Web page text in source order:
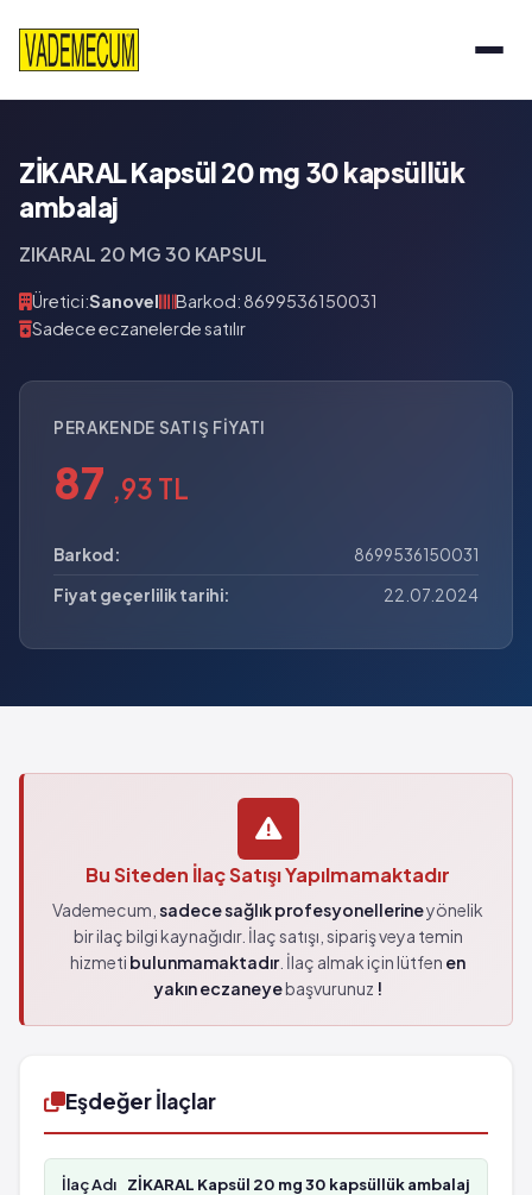
ZİKARAL Kapsül 20 mg 30 kapsüllük
ambalaj
ZIKARAL 20 MG 30 KAPSUL
Üretici:Sanovel
Barkod: 8699536150031
Sadece eczanelerde satılır
PERAKENDE SATIŞ FIYATI
87 ,93 TL
Barkod:
8699536150031
Fiyat geçerlilik tarihi:
22.07.2024
Bu Siteden İlaç Satışı Yapılmamaktadır
Vademecum, sadece sağlık profesyonellerineyönelik
bir ilaç bilgi kaynağıdır. İlaç satışı, sipariş veya temin
hizmeti bulunmamaktadır. İlaç almak için lütfen en
yakın eczaneyebaşvurunuz !
Eşdeğer İlaçlar
ZİKARAL Kapsül 20 mg 30 kapsüllük ambalaj